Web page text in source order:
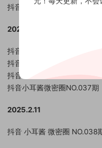
抖音 小耳酱 微密圈 NO.032
2024.12.11
抖音小耳酱微密圈NO.034期
抖音小耳酱微密圈NO.035期
抖音小耳酱微密圈NO.036期
抖音小耳酱微密圈NO.037期
2025.2.11
抖音 小耳酱 微密圈 NO.038